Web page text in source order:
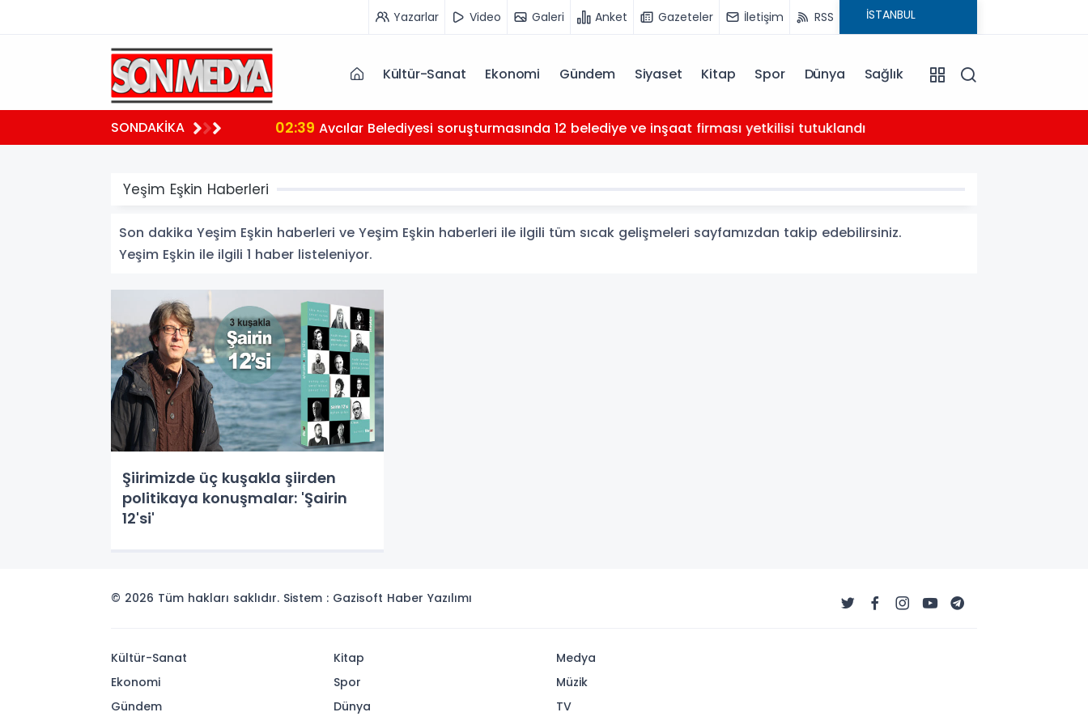
Yazarlar Video Galeri Anket Gazeteler İletişim RSS
Kültür-Sanat Ekonomi Gündem Siyaset Kitap Spor Dünya Sağlık
SONDAKİKA 02:39 Avcılar Belediyesi soruşturmasında 12 belediye ve inşaat firması yetkilisi tutuklandı
Yeşim Eşkin Haberleri
Son dakika Yeşim Eşkin haberleri ve Yeşim Eşkin haberleri ile ilgili tüm sıcak gelişmeleri sayfamızdan takip edebilirsiniz.
Yeşim Eşkin ile ilgili 1 haber listeleniyor.
Şiirimizde üç kuşakla şiirden
politikaya konuşmalar: 'Şairin
12'si'
© 2026 Tüm hakları saklıdır. Sistem : Gazisoft Haber Yazılımı
Kültür-Sanat
Ekonomi
Gündem
Kitap
Spor
Dünya
Medya
Müzik
TV